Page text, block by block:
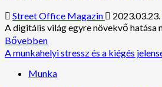
közép-
európai
Street Office Magazin 2023.03.23.
A digitális világ egyre növekvő hatása
BővebbenRead
more
about
A
A munkahelyi stressz és a kiégés
Munka